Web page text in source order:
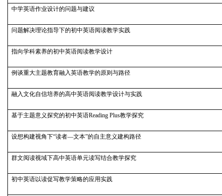
中学英语作业设计的问题与建议
问题解决理论指导下的初中英语阅读教学实践
指向学科素养的初中英语阅读教学设计
例谈重大主题教育融入英语教学的原则与路径
融入文化自信培养的高中英语阅读教学设计与实践
基于主题意义探究的初中英语Reading Plus教学探究
设想构建视角下“读者—文本”的自主意义建构路径
群文阅读视域下高中英语单元读写结合教学探究
初中英语以读促写教学策略的应用实践